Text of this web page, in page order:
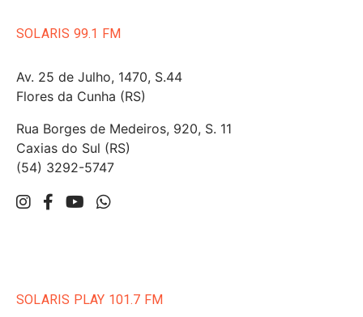
SOLARIS 99.1 FM
Av. 25 de Julho, 1470, S.44
Flores da Cunha (RS)
Rua Borges de Medeiros, 920, S. 11
Caxias do Sul (RS)
(54) 3292-5747
SOLARIS PLAY 101.7 FM